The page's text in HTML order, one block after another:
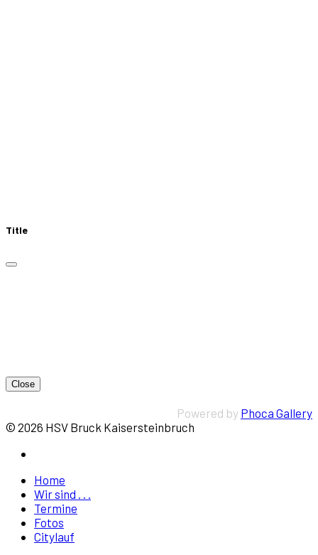
Title
Close
Powered by Phoca Gallery
© 2026 HSV Bruck Kaisersteinbruch
Home
Wir sind . . .
Termine
Fotos
Citylauf